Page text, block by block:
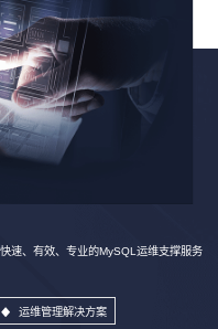
速、有效、专业的MySQL运维支撑服务
运维管理解决方案